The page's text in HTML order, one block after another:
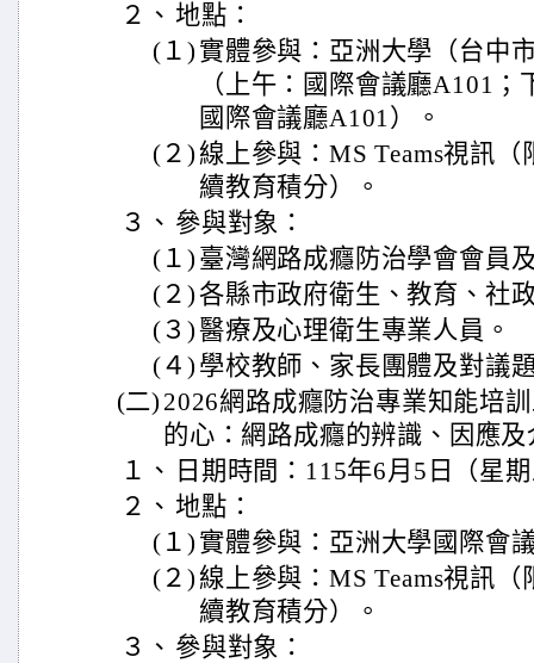
２、 地點：
(１) 實體參與：亞洲大學（台中
（上午：國際會議廳A101
國際會議廳A101）。
(２)線上參與：MS Teams視訊
續教育積分）。
３、 參與對象：
(１) 臺灣網路成癮防治學會會員
(２)各縣市政府衛生、教育、社
(３)醫療及心理衛生專業人員。
(４) 學校教師、家長團體及對議
(二) 2026網路成癮防治專業知能培
的心：網路成癮的辨識、因應
１、
日期時間：115年6月5日（星
２、 地點：
(１) 實體參與：亞洲大學國際會
(２)線上參與：MS Teams視訊
續教育積分）。
３、 參與對象：